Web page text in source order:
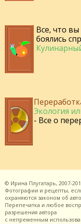
Все, что
боялись
Экология
- Все о
© Ирина Плугатарь, 2007-
Фотографии и рецепты,
охраняются законом об
Перепечатка и любое
разрешения автора
с непременным